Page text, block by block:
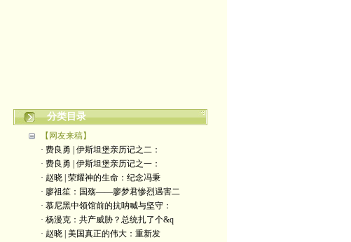
分类目录
【网友来稿】
· 费良勇 | 伊斯坦堡亲历记之二：
· 费良勇 | 伊斯坦堡亲历记之一：
· 赵晓 | 荣耀神的生命：纪念冯秉
· 廖祖笙：国殇——廖梦君惨烈遇害二
· 慕尼黑中领馆前的抗呐喊与坚守：
· 杨漫克：共产威胁？总统扎了个&q
· 赵晓 | 美国真正的伟大：重新发